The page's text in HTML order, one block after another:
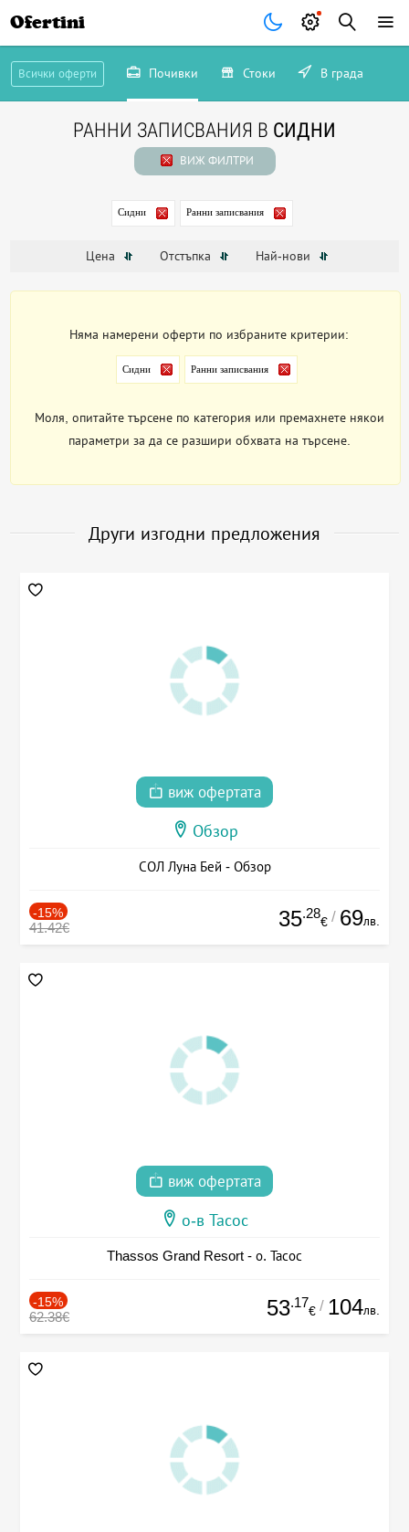
Ofertini
Всички оферти Почивки Стоки В града
РАННИ ЗАПИСВАНИЯ В СИДНИ
ВИЖ ФИЛТРИ
Сидни Ранни записвания
Цена Отстъпка Най-нови
Няма намерени оферти по избраните критерии:
Сидни Ранни записвания
Моля, опитайте търсене по категория или премахнете някои
параметри за да се разшири обхвата на търсене.
Други изгодни предложения
виж офертата
Обзор
СОЛ Луна Бей - Обзор
-15%
41.42€ 35.28
€ / 69лв.
виж офертата
о-в Тасос
Thassos Grand Resort - о. Тасос
-15%
62.38€ 53.17
€ / 104лв.